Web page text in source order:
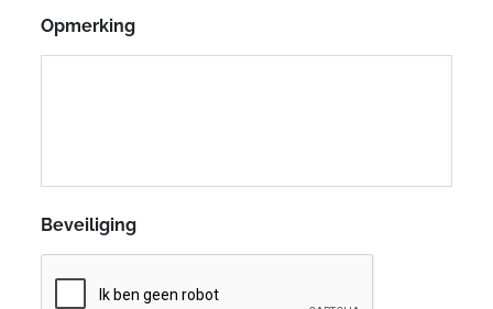
Opmerking
Beveiliging